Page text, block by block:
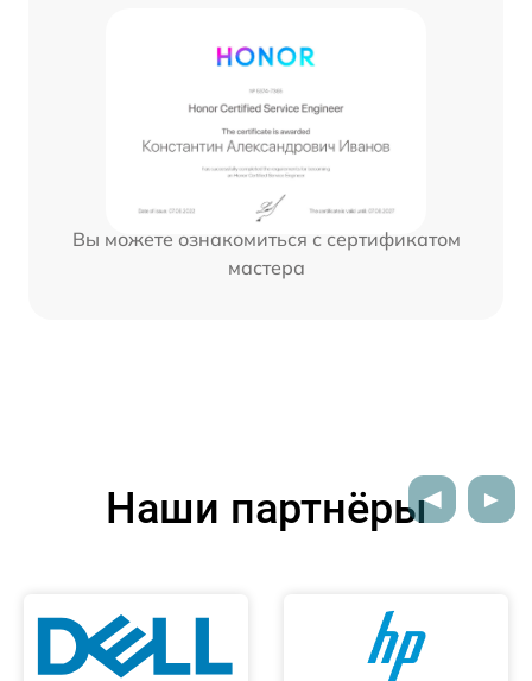
Вы можете ознакомиться с сертификатом
мастера
Наши партнёры